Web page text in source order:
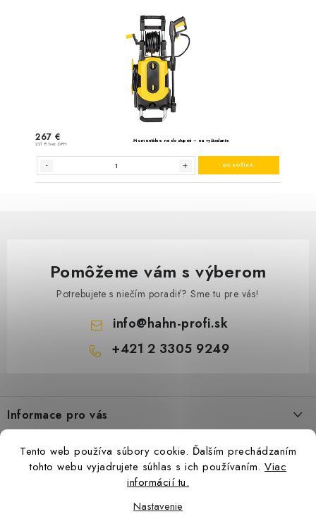
Tento web používa súbory cookie. Ďalším prechádzaním
tohto webu vyjadrujete súhlas s ich používaním. Viac
informácií tu.
Nastavenie
Pomôžeme vám s výberom
Potrebujete s niečím poradiť? Sme tu pre vás!
info@hahn-profi.sk
+421 2 3305 9249
p
ä
Informace pro vás
Zásady ochrany osobných údajov